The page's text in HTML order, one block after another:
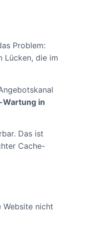
Problem:
Lücken, die im
in
Das ist
Cache-
Website nicht